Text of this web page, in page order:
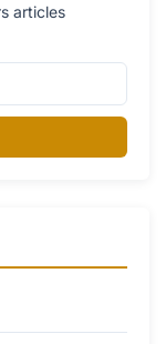
articles